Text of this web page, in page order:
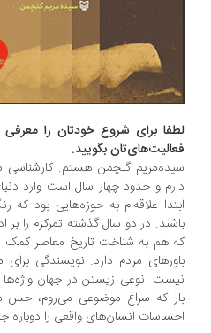
برای شروع خودتان را معرفی کنید
بگویید.
گلچمن هستم. کارشناسی مدیریت
و حدود چهار سال است وارد دنیای
علاقه‌ام به حوزه‌هایی بود که رنگ
در دو سال گذشته تمرکزم را بر ادبیات
هم به شناخت تاریخ معاصر کمک می‌کند
مردم دارد. نویسندگی برای من
نوعی زیستن در جهان واژه‌ها و
که سراغ موضوعی می‌روم، حس می‌کنم
انسان‌های واقعی را دوباره جان